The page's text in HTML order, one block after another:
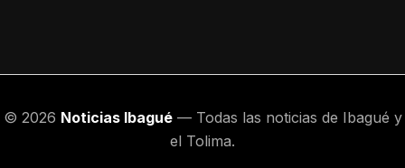
© 2026 Noticias Ibagué— Todas las noticias de Ibagué y
el Tolima.